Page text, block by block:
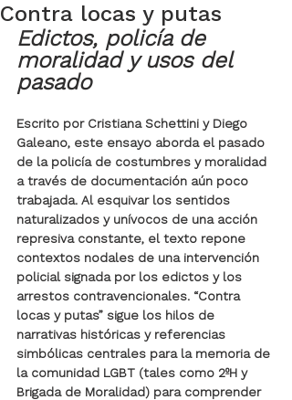
Contra locas y putas
Edictos, policía de
moralidad y usos del
pasado
Escrito por Cristiana Schettini y Diego
Galeano, este ensayo aborda el pasado
de la policía de costumbres y moralidad
a través de documentación aún poco
trabajada. Al esquivar los sentidos
naturalizados y unívocos de una acción
represiva constante, el texto repone
contextos nodales de una intervención
policial signada por los edictos y los
arrestos contravencionales. “Contra
locas y putas” sigue los hilos de
narrativas históricas y referencias
simbólicas centrales para la memoria de
la comunidad LGBT (tales como 2ºH y
Brigada de Moralidad) para comprender